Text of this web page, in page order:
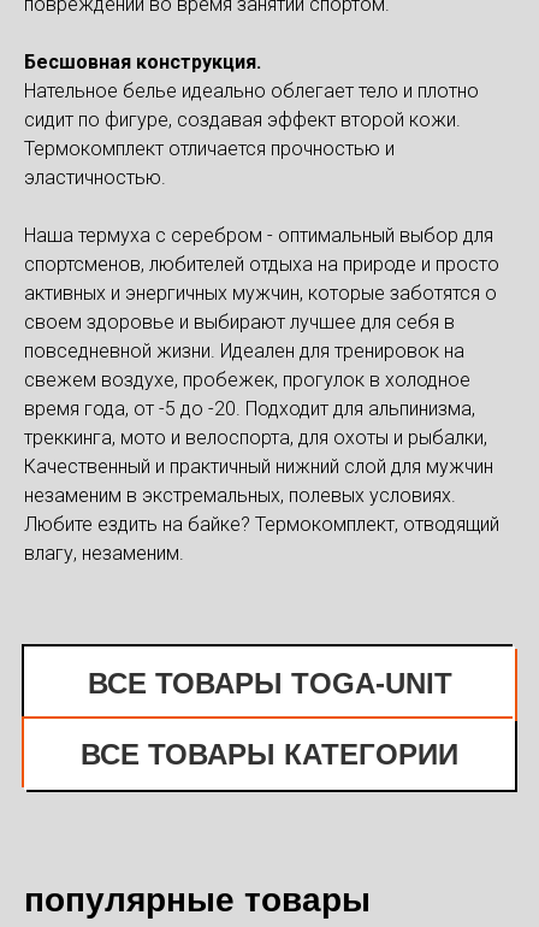
повреждений во время занятий спортом.
Бесшовная конструкция.
Нательное белье идеально облегает тело и плотно
сидит по фигуре, создавая эффект второй кожи.
Термокомплект отличается прочностью и
эластичностью.
Наша термуха с серебром - оптимальный выбор для
спортсменов, любителей отдыха на природе и просто
активных и энергичных мужчин, которые заботятся о
своем здоровье и выбирают лучшее для себя в
повседневной жизни. Идеален для тренировок на
свежем воздухе, пробежек, прогулок в холодное
время года, от -5 до -20. Подходит для альпинизма,
треккинга, мото и велоспорта, для охоты и рыбалки,
Качественный и практичный нижний слой для мужчин
незаменим в экстремальных, полевых условиях.
Любите ездить на байке? Термокомплект, отводящий
влагу, незаменим.
ВСЕ ТОВАРЫ TOGA-UNIT
ВСЕ ТОВАРЫ КАТЕГОРИИ
популярные товары